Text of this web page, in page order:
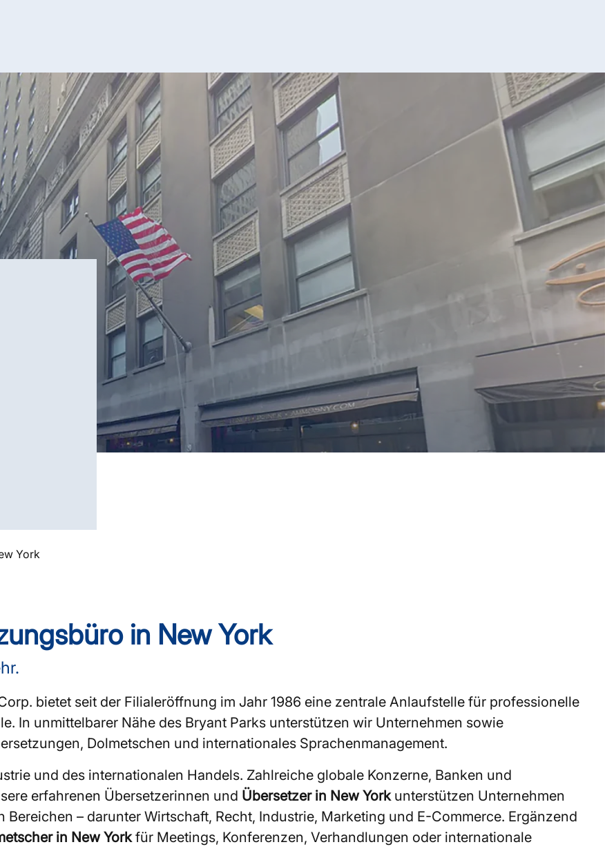
York
in New York
bietet seit der Filialeröffnung im Jahr 1986 eine zentrale Anlaufstelle für professionelle
In unmittelbarer Nähe des Bryant Parks unterstützen wir Unternehmen sowie
Dolmetschen und internationales Sprachenmanagement.
und des internationalen Handels. Zahlreiche globale Konzerne, Banken und
erfahrenen Übersetzerinnen und Übersetzer in New Yorkunterstützen Unternehmen
– darunter Wirtschaft, Recht, Industrie, Marketing und E-Commerce. Ergänzend
in New Yorkfür Meetings, Konferenzen, Verhandlungen oder internationale